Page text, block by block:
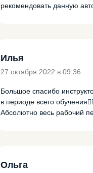
рекомендовать данную
Илья
27 октября 2022 в 09:36
Большое спасибо
в периоде всего
Абсолютно весь рабочий
Ольга